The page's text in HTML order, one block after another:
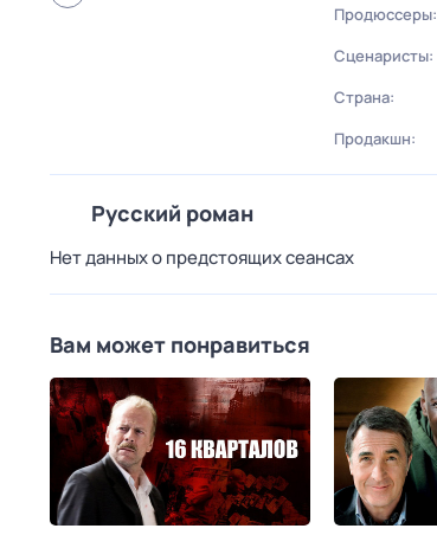
Продюссеры:
Сценаристы:
Страна:
Продакшн:
Русский роман
Нет данных о предстоящих сеансах
Вам может понравиться